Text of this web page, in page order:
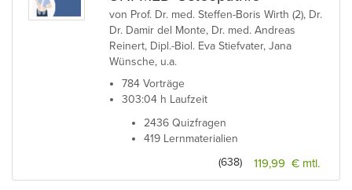
von Prof. Dr. med. Steffen-Boris Wirth (2), Dr.
Dr. Damir del Monte, Dr. med. Andreas
Reinert, Dipl.-Biol. Eva Stiefvater, Jana
Wünsche, u.a.
784 Vorträge
303:04 h Laufzeit
2436 Quizfragen
419 Lernmaterialien
119,99 € mtl.
(638)